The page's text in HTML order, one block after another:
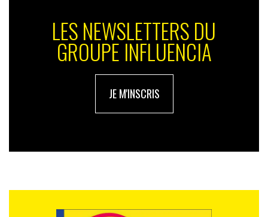
LES NEWSLETTERS DU
GROUPE INFLUENCIA
JE M'INSCRIS